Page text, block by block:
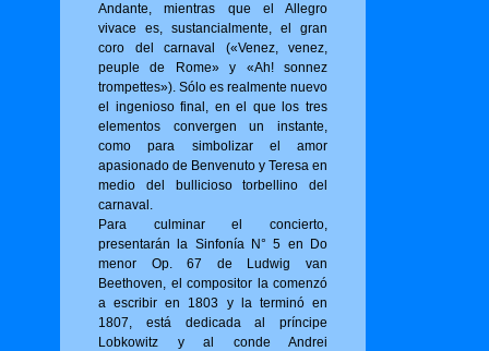
Andante, mientras que el Allegro
vivace es, sustancialmente, el gran
coro del carnaval («Venez, venez,
peuple de Rome» y «Ah! sonnez
trompettes»). Sólo es realmente nuevo
el ingenioso final, en el que los tres
elementos convergen un instante,
como para simbolizar el amor
apasionado de Benvenuto y Teresa en
medio del bullicioso torbellino del
carnaval.
Para culminar el concierto,
presentarán la Sinfonía N° 5 en Do
menor Op. 67 de Ludwig van
Beethoven, el compositor la comenzó
a escribir en 1803 y la terminó en
1807, está dedicada al príncipe
Lobkowitz y al conde Andrei